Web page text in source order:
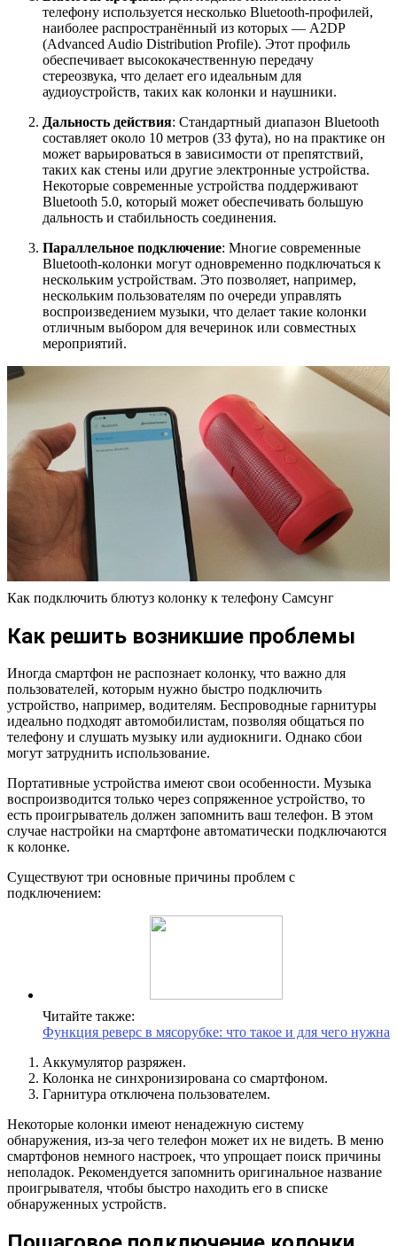
телефону используется несколько Bluetooth-профилей,
наиболее распространённый из которых — A2DP
(Advanced Audio Distribution Profile). Этот профиль
обеспечивает высококачественную передачу
стереозвука, что делает его идеальным для
аудиоустройств, таких как колонки и наушники.
Дальность действия: Стандартный диапазон Bluetooth
составляет около 10 метров (33 фута), но на практике он
может варьироваться в зависимости от препятствий,
таких как стены или другие электронные устройства.
Некоторые современные устройства поддерживают
Bluetooth 5.0, который может обеспечивать большую
дальность и стабильность соединения.
Параллельное подключение: Многие современные
Bluetooth-колонки могут одновременно подключаться к
нескольким устройствам. Это позволяет, например,
нескольким пользователям по очереди управлять
воспроизведением музыки, что делает такие колонки
отличным выбором для вечеринок или совместных
мероприятий.
Как подключить блютуз колонку к телефону Самсунг
Как решить возникшие проблемы
Иногда смартфон не распознает колонку, что важно для
пользователей, которым нужно быстро подключить
устройство, например, водителям. Беспроводные гарнитуры
идеально подходят автомобилистам, позволяя общаться по
телефону и слушать музыку или аудиокниги. Однако сбои
могут затруднить использование.
Портативные устройства имеют свои особенности. Музыка
воспроизводится только через сопряженное устройство, то
есть проигрыватель должен запомнить ваш телефон. В этом
случае настройки на смартфоне автоматически подключаются
к колонке.
Существуют три основные причины проблем с
подключением:
Читайте также:
Функция реверс в мясорубке: что такое и для чего нужна
Аккумулятор разряжен.
Колонка не синхронизирована со смартфоном.
Гарнитура отключена пользователем.
Некоторые колонки имеют ненадежную систему
обнаружения, из-за чего телефон может их не видеть. В меню
смартфонов немного настроек, что упрощает поиск причины
неполадок. Рекомендуется запомнить оригинальное название
проигрывателя, чтобы быстро находить его в списке
обнаруженных устройств.